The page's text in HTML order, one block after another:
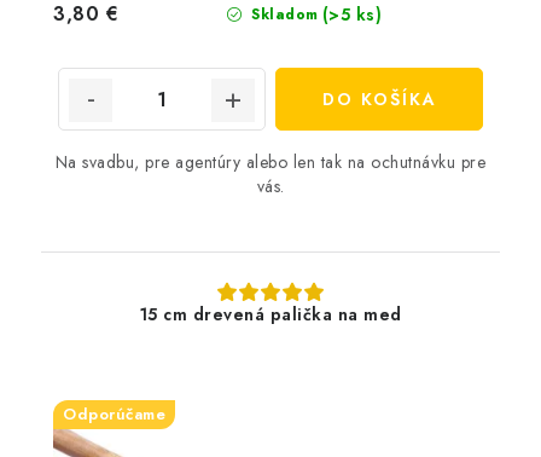
Skladom (>5 ks)
3,80 €
DO KOŠÍKA
Na svadbu, pre agentúry alebo len tak na ochutnávku pre
vás.
15 cm drevená palička na med
Odporúčame